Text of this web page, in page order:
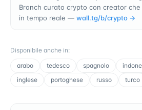
Branch curato crypto con creator
in tempo reale — wall.tg/b/crypto →
Disponibile anche in:
arabo
tedesco spagnolo
inglese
portoghese russo turco